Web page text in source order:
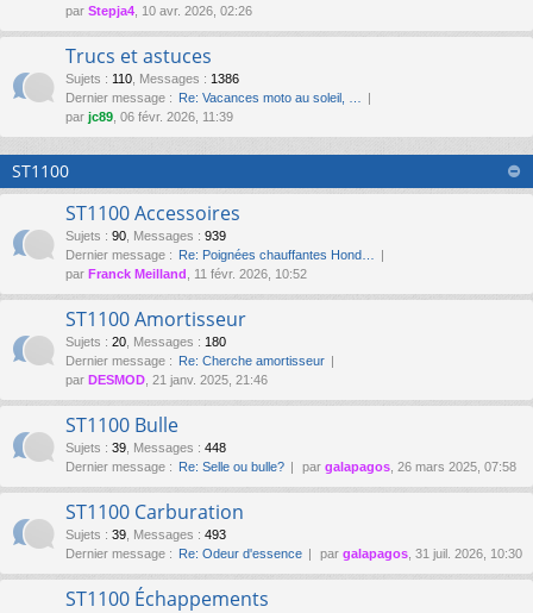
par Stepja4 , 10 avr. 2026, 02:26
Trucs et astuces
Sujets : 110 Messages : 1386
Dernier message : Re: Vacances moto au soleil, …
par jc89 , 06 févr. 2026, 11:39
ST1100
ST1100 Accessoires
Sujets : 90 Messages : 939
Dernier message : Re: Poignées chauffantes Hond…
par Franck Meilland , 11 févr. 2026, 10:52
ST1100 Amortisseur
Sujets : 20 Messages : 180
Dernier message : Re: Cherche amortisseur
par DESMOD , 21 janv. 2025, 21:46
ST1100 Bulle
Sujets : 39 Messages : 448
Dernier message : Re: Selle ou bulle? par galapagos , 26 mars 2025, 07:58
ST1100 Carburation
Sujets : 39 Messages : 493
Dernier message : Re: Odeur d'essence par galapagos , 31 juil. 2026, 10:30
ST1100 Échappements